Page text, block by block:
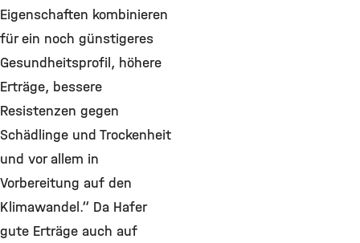
Eigenschaften kombinieren
für ein noch günstigeres
Gesundheitsprofil, höhere
Erträge, bessere
Resistenzen gegen
Schädlinge und Trockenheit
und vor allem in
Vorbereitung auf den
Klimawandel.“ Da Hafer
gute Erträge auch auf